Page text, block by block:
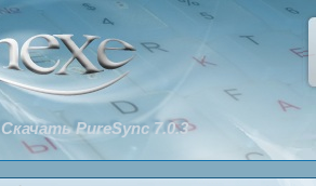
Скачать PureSync 7.0.3